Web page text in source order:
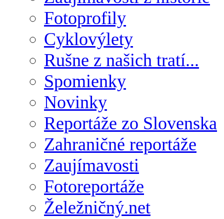
Fotoprofily
Cyklovýlety
Rušne z našich tratí...
Spomienky
Novinky
Reportáže zo Slovenska
Zahraničné reportáže
Zaujímavosti
Fotoreportáže
Želežničný.net